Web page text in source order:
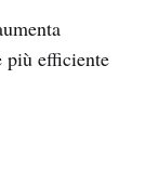
più efficiente